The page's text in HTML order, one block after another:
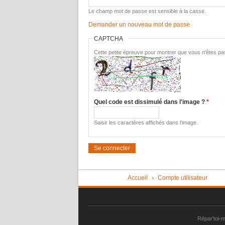
Le champ mot de passe est sensible à la casse.
Demander un nouveau mot de passe
CAPTCHA
Cette petite épreuve pour montrer que vous n'êtes
Quel code est dissimulé dans l'image ? *
Saisir les caractères affichés dans l'image.
Accueil Compte utilisateur
Répar'toi-